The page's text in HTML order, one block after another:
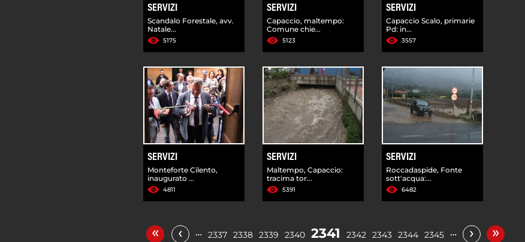
SERVIZI
Scandalo Forestale, avv.
Natale...
5175
SERVIZI
Capaccio, maltempo:
Comune chie...
5123
SERVIZI
Capaccio Scalo, primarie
Pd: in...
3557
SERVIZI
Monteforte Cilento,
inaugurato ...
4811
SERVIZI
Maltempo, Capaccio:
tracima tor...
5391
SERVIZI
Roccadaspide, Fonte
sott'acqua:...
6482
« ‹ … 2337 2338 2339 2340 2341 2342 2343 2344 2345 … › »